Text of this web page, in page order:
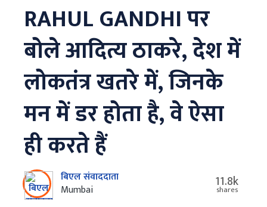
RAHUL GANDHI पर
बोले आदित्य ठाकरे, देश में
लोकतंत्र खतरे में, जिनके
मन में डर होता है, वे ऐसा
ही करते हैं
बिएल संवाददाता
Mumbai
11.8k
shares